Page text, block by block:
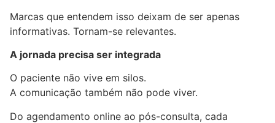
Marcas que entendem isso deixam de ser apenas
informativas. Tornam-se relevantes.
A jornada precisa ser integrada
O paciente não vive em silos.
A comunicação também não pode viver.
Do agendamento online ao pós-consulta, cada